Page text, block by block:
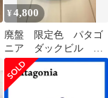
¥4,800
廃盤 限定色 パタゴ
ニア ダックビル キ
ャップ 鳥 オウム
パロット メッシュ